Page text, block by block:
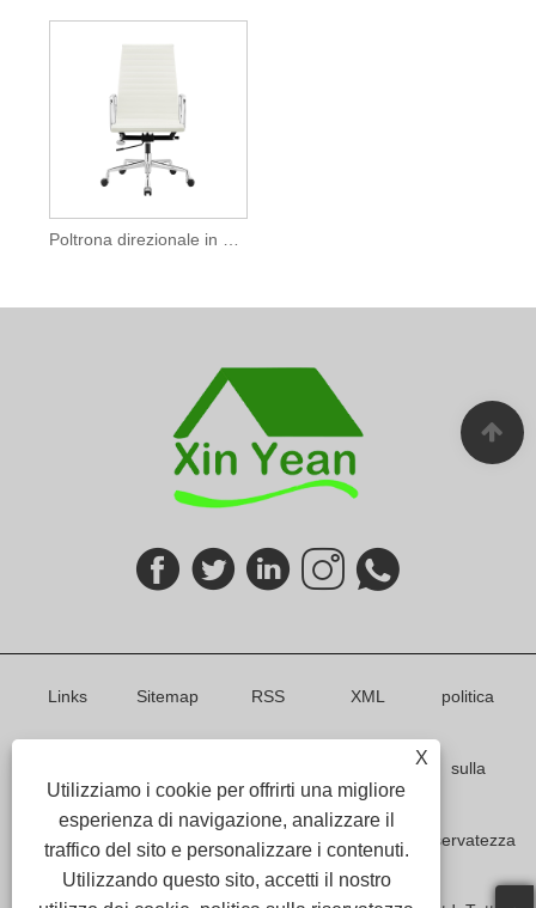
X
Utilizziamo i cookie per offrirti una migliore
esperienza di navigazione, analizzare il
traffico del sito e personalizzare i contenuti.
Utilizzando questo sito, accetti il ​​nostro
Links Sitemap RSS XML politica
sulla
riservatezza